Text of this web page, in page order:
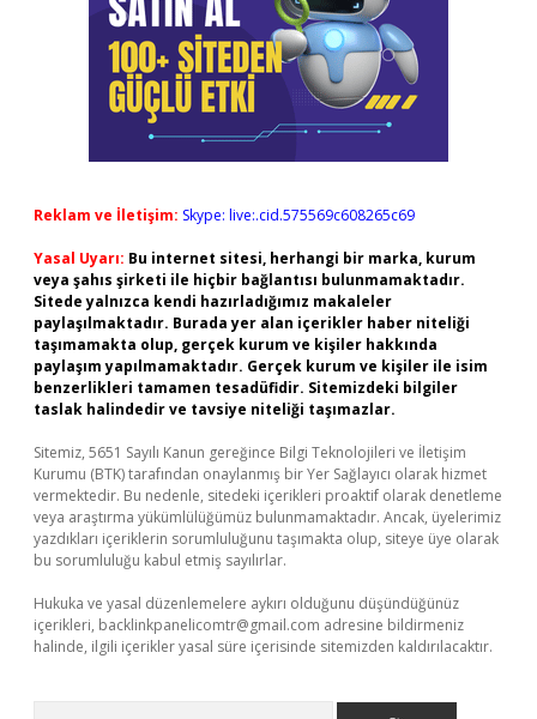
Reklam ve İletişim: Skype: live:.cid.575569c608265c69
Yasal Uyarı: Bu internet sitesi, herhangi bir marka, kurum
veya şahıs şirketi ile hiçbir bağlantısı bulunmamaktadır.
Sitede yalnızca kendi hazırladığımız makaleler
paylaşılmaktadır. Burada yer alan içerikler haber niteliği
taşımamakta olup, gerçek kurum ve kişiler hakkında
paylaşım yapılmamaktadır. Gerçek kurum ve kişiler ile isim
benzerlikleri tamamen tesadüfidir. Sitemizdeki bilgiler
taslak halindedir ve tavsiye niteliği taşımazlar.
Sitemiz, 5651 Sayılı Kanun gereğince Bilgi Teknolojileri ve İletişim
Kurumu (BTK) tarafından onaylanmış bir Yer Sağlayıcı olarak hizmet
vermektedir. Bu nedenle, sitedeki içerikleri proaktif olarak denetleme
veya araştırma yükümlülüğümüz bulunmamaktadır. Ancak, üyelerimiz
yazdıkları içeriklerin sorumluluğunu taşımakta olup, siteye üye olarak
bu sorumluluğu kabul etmiş sayılırlar.
Hukuka ve yasal düzenlemelere aykırı olduğunu düşündüğünüz
içerikleri, backlinkpanelicomtr@gmail.com adresine bildirmeniz
halinde, ilgili içerikler yasal süre içerisinde sitemizden kaldırılacaktır.